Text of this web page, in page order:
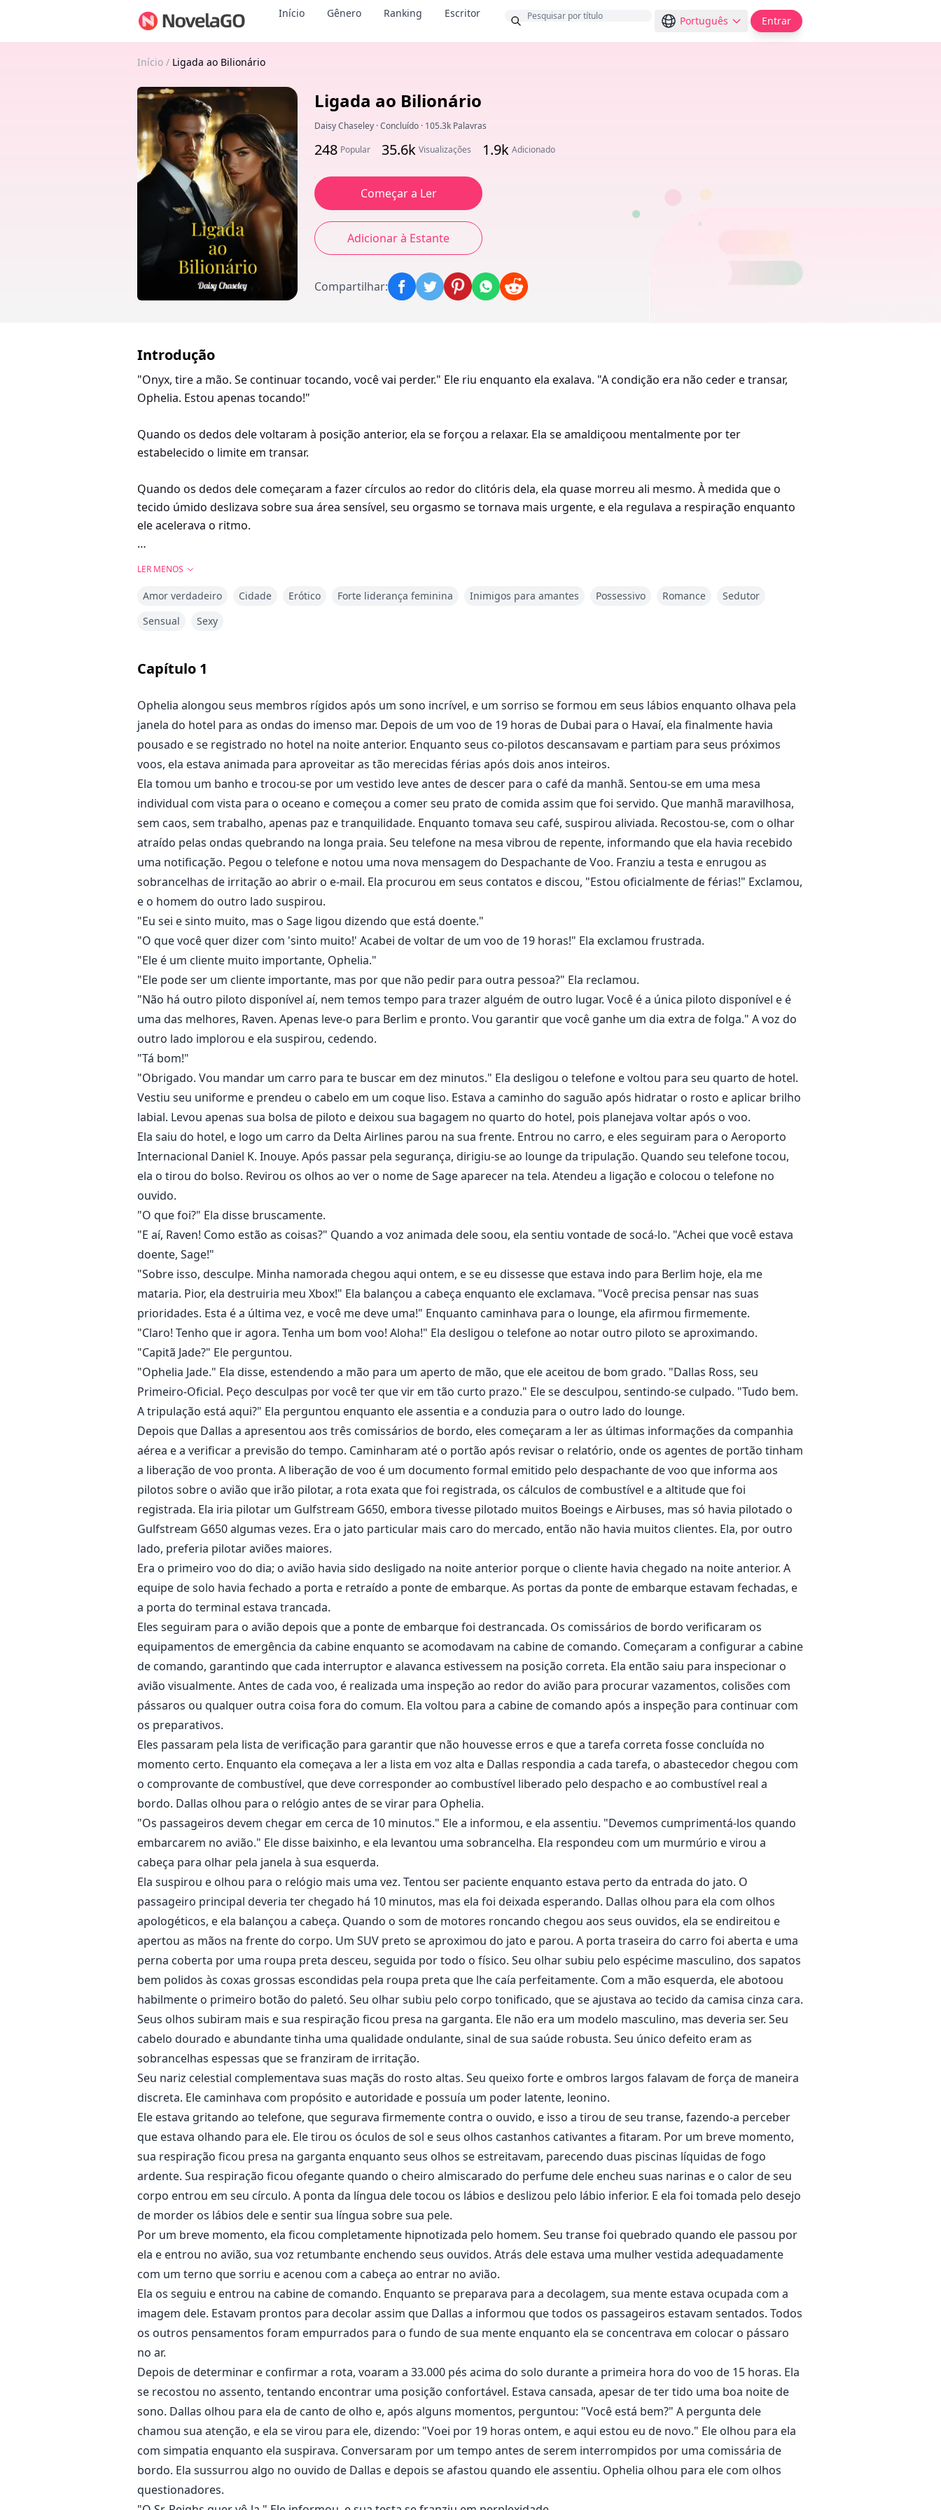
Início Gênero Ranking Escritor
Português Entrar
Início / Ligada ao Bilionário
Ligada ao Bilionário
Daisy Chaseley ·Concluído · 105.3k Palavras
248 Popular 35.6k Visualizações 1.9k Adicionado
Começar a Ler
Adicionar à Estante
Compartilhar:
Introdução
"Onyx, tire a mão. Se continuar tocando, você vai perder." Ele riu enquanto ela exalava. "A condição era não ceder e transar,
Ophelia. Estou apenas tocando!"
Quando os dedos dele voltaram à posição anterior, ela se forçou a relaxar. Ela se amaldiçoou mentalmente por ter
estabelecido o limite em transar.
Quando os dedos dele começaram a fazer círculos ao redor do clitóris dela, ela quase morreu ali mesmo. À medida que o
tecido úmido deslizava sobre sua área sensível, seu orgasmo se tornava mais urgente, e ela regulava a respiração enquanto
ele acelerava o ritmo.
que você quer!" Quando o nome dela saiu da boca dele, ela estremeceu. "Não!" Sua voz estava cortada, até tensa. "Tem
certeza? Imagine como seria esplêndido quando você gozar em cima do meu dedo aqui debaixo desta mesa e quando eu
Onyx Reighs é talvez um dos melhores executivos da cidade. Ele era respeitado por seus subordinados e desejado pelas
mais notório. Para ele, o propósito da vida era trabalhar duro e aproveitar ao máximo. Nenhuma mulher conseguia resistir
aos seus encantos, e ele não esperava conhecer a palavra "rejeitado" até que ela apareceu para voar com seu pássaro. O que
acontecerá quando a mulher que o rejeitou se revelar sua alma gêmea?
LER MENOS
Amor verdadeiro Cidade Erótico Forte liderança feminina Inimigos para amantes Possessivo Romance
Sedutor
Sensual
Sexy
Capítulo 1
Ophelia alongou seus membros rígidos após um sono incrível, e um sorriso se formou em seus lábios enquanto olhava pela
janela do hotel para as ondas do imenso mar. Depois de um voo de 19 horas de Dubai para o Havaí, ela finalmente havia
pousado e se registrado no hotel na noite anterior. Enquanto seus co-pilotos descansavam e partiam para seus próximos
voos, ela estava animada para aproveitar as tão merecidas férias após dois anos inteiros.
Ela tomou um banho e trocou-se por um vestido leve antes de descer para o café da manhã. Sentou-se em uma mesa
individual com vista para o oceano e começou a comer seu prato de comida assim que foi servido. Que manhã maravilhosa,
sem caos, sem trabalho, apenas paz e tranquilidade. Enquanto tomava seu café, suspirou aliviada. Recostou-se, com o olhar
atraído pelas ondas quebrando na longa praia. Seu telefone na mesa vibrou de repente, informando que ela havia recebido
uma notificação. Pegou o telefone e notou uma nova mensagem do Despachante de Voo. Franziu a testa e enrugou as
sobrancelhas de irritação ao abrir o e-mail. Ela procurou em seus contatos e discou, "Estou oficialmente de férias!" Exclamou,
e o homem do outro lado suspirou.
"Eu sei e sinto muito, mas o Sage ligou dizendo que está doente."
"O que você quer dizer com 'sinto muito!' Acabei de voltar de um voo de 19 horas!" Ela exclamou frustrada.
"Ele é um cliente muito importante, Ophelia."
"Ele pode ser um cliente importante, mas por que não pedir para outra pessoa?" Ela reclamou.
"Não há outro piloto disponível aí, nem temos tempo para trazer alguém de outro lugar. Você é a única piloto disponível e é
uma das melhores, Raven. Apenas leve-o para Berlim e pronto. Vou garantir que você ganhe um dia extra de folga." A voz do
outro lado implorou e ela suspirou, cedendo.
"Tá bom!"
"Obrigado. Vou mandar um carro para te buscar em dez minutos." Ela desligou o telefone e voltou para seu quarto de hotel.
Vestiu seu uniforme e prendeu o cabelo em um coque liso. Estava a caminho do saguão após hidratar o rosto e aplicar brilho
labial. Levou apenas sua bolsa de piloto e deixou sua bagagem no quarto do hotel, pois planejava voltar após o voo.
Ela saiu do hotel, e logo um carro da Delta Airlines parou na sua frente. Entrou no carro, e eles seguiram para o Aeroporto
Internacional Daniel K. Inouye. Após passar pela segurança, dirigiu-se ao lounge da tripulação. Quando seu telefone tocou,
ela o tirou do bolso. Revirou os olhos ao ver o nome de Sage aparecer na tela. Atendeu a ligação e colocou o telefone no
ouvido.
"O que foi?" Ela disse bruscamente.
"E aí, Raven! Como estão as coisas?" Quando a voz animada dele soou, ela sentiu vontade de socá-lo. "Achei que você estava
doente, Sage!"
"Sobre isso, desculpe. Minha namorada chegou aqui ontem, e se eu dissesse que estava indo para Berlim hoje, ela me
mataria. Pior, ela destruiria meu Xbox!" Ela balançou a cabeça enquanto ele exclamava. "Você precisa pensar nas suas
prioridades. Esta é a última vez, e você me deve uma!" Enquanto caminhava para o lounge, ela afirmou firmemente.
"Claro! Tenho que ir agora. Tenha um bom voo! Aloha!" Ela desligou o telefone ao notar outro piloto se aproximando.
"Capitã Jade?" Ele perguntou.
"Ophelia Jade." Ela disse, estendendo a mão para um aperto de mão, que ele aceitou de bom grado. "Dallas Ross, seu
Primeiro-Oficial. Peço desculpas por você ter que vir em tão curto prazo." Ele se desculpou, sentindo-se culpado. "Tudo bem.
A tripulação está aqui?" Ela perguntou enquanto ele assentia e a conduzia para o outro lado do lounge.
Depois que Dallas a apresentou aos três comissários de bordo, eles começaram a ler as últimas informações da companhia
aérea e a verificar a previsão do tempo. Caminharam até o portão após revisar o relatório, onde os agentes de portão tinham
a liberação de voo pronta. A liberação de voo é um documento formal emitido pelo despachante de voo que informa aos
pilotos sobre o avião que irão pilotar, a rota exata que foi registrada, os cálculos de combustível e a altitude que foi
registrada. Ela iria pilotar um Gulfstream G650, embora tivesse pilotado muitos Boeings e Airbuses, mas só havia pilotado o
Gulfstream G650 algumas vezes. Era o jato particular mais caro do mercado, então não havia muitos clientes. Ela, por outro
lado, preferia pilotar aviões maiores.
Era o primeiro voo do dia; o avião havia sido desligado na noite anterior porque o cliente havia chegado na noite anterior. A
equipe de solo havia fechado a porta e retraído a ponte de embarque. As portas da ponte de embarque estavam fechadas, e
a porta do terminal estava trancada.
Eles seguiram para o avião depois que a ponte de embarque foi destrancada. Os comissários de bordo verificaram os
equipamentos de emergência da cabine enquanto se acomodavam na cabine de comando. Começaram a configurar a cabine
de comando, garantindo que cada interruptor e alavanca estivessem na posição correta. Ela então saiu para inspecionar o
avião visualmente. Antes de cada voo, é realizada uma inspeção ao redor do avião para procurar vazamentos, colisões com
pássaros ou qualquer outra coisa fora do comum. Ela voltou para a cabine de comando após a inspeção para continuar com
os preparativos.
Eles passaram pela lista de verificação para garantir que não houvesse erros e que a tarefa correta fosse concluída no
momento certo. Enquanto ela começava a ler a lista em voz alta e Dallas respondia a cada tarefa, o abastecedor chegou com
o comprovante de combustível, que deve corresponder ao combustível liberado pelo despacho e ao combustível real a
bordo. Dallas olhou para o relógio antes de se virar para Ophelia.
"Os passageiros devem chegar em cerca de 10 minutos." Ele a informou, e ela assentiu. "Devemos cumprimentá-los quando
embarcarem no avião." Ele disse baixinho, e ela levantou uma sobrancelha. Ela respondeu com um murmúrio e virou a
cabeça para olhar pela janela à sua esquerda.
Ela suspirou e olhou para o relógio mais uma vez. Tentou ser paciente enquanto estava perto da entrada do jato. O
passageiro principal deveria ter chegado há 10 minutos, mas ela foi deixada esperando. Dallas olhou para ela com olhos
apologéticos, e ela balançou a cabeça. Quando o som de motores roncando chegou aos seus ouvidos, ela se endireitou e
apertou as mãos na frente do corpo. Um SUV preto se aproximou do jato e parou. A porta traseira do carro foi aberta e uma
perna coberta por uma roupa preta desceu, seguida por todo o físico. Seu olhar subiu pelo espécime masculino, dos sapatos
bem polidos às coxas grossas escondidas pela roupa preta que lhe caía perfeitamente. Com a mão esquerda, ele abotoou
habilmente o primeiro botão do paletó. Seu olhar subiu pelo corpo tonificado, que se ajustava ao tecido da camisa cinza cara.
Seus olhos subiram mais e sua respiração ficou presa na garganta. Ele não era um modelo masculino, mas deveria ser. Seu
cabelo dourado e abundante tinha uma qualidade ondulante, sinal de sua saúde robusta. Seu único defeito eram as
sobrancelhas espessas que se franziram de irritação.
Seu nariz celestial complementava suas maçãs do rosto altas. Seu queixo forte e ombros largos falavam de força de maneira
discreta. Ele caminhava com propósito e autoridade e possuía um poder latente, leonino.
Ele estava gritando ao telefone, que segurava firmemente contra o ouvido, e isso a tirou de seu transe, fazendo-a perceber
que estava olhando para ele. Ele tirou os óculos de sol e seus olhos castanhos cativantes a fitaram. Por um breve momento,
sua respiração ficou presa na garganta enquanto seus olhos se estreitavam, parecendo duas piscinas líquidas de fogo
ardente. Sua respiração ficou ofegante quando o cheiro almiscarado do perfume dele encheu suas narinas e o calor de seu
corpo entrou em seu círculo. A ponta da língua dele tocou os lábios e deslizou pelo lábio inferior. E ela foi tomada pelo desejo
de morder os lábios dele e sentir sua língua sobre sua pele.
Por um breve momento, ela ficou completamente hipnotizada pelo homem. Seu transe foi quebrado quando ele passou por
ela e entrou no avião, sua voz retumbante enchendo seus ouvidos. Atrás dele estava uma mulher vestida adequadamente
com um terno que sorriu e acenou com a cabeça ao entrar no avião.
Ela os seguiu e entrou na cabine de comando. Enquanto se preparava para a decolagem, sua mente estava ocupada com a
imagem dele. Estavam prontos para decolar assim que Dallas a informou que todos os passageiros estavam sentados. Todos
os outros pensamentos foram empurrados para o fundo de sua mente enquanto ela se concentrava em colocar o pássaro
no ar.
Depois de determinar e confirmar a rota, voaram a 33.000 pés acima do solo durante a primeira hora do voo de 15 horas. Ela
se recostou no assento, tentando encontrar uma posição confortável. Estava cansada, apesar de ter tido uma boa noite de
sono. Dallas olhou para ela de canto de olho e, após alguns momentos, perguntou: "Você está bem?" A pergunta dele
chamou sua atenção, e ela se virou para ele, dizendo: "Voei por 19 horas ontem, e aqui estou eu de novo." Ele olhou para ela
com simpatia enquanto ela suspirava. Conversaram por um tempo antes de serem interrompidos por uma comissária de
bordo. Ela sussurrou algo no ouvido de Dallas e depois se afastou quando ele assentiu. Ophelia olhou para ele com olhos
questionadores.